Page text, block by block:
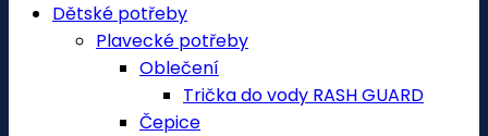
Dětské potřeby
Plavecké potřeby
Oblečení
Trička do vody RASH GUARD
Čepice